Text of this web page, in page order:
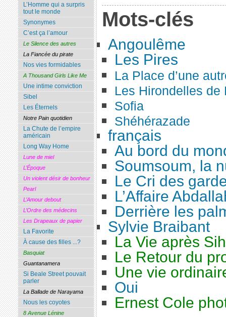
Mots-clés
Angoulême
Les Pires
La Place d’une
Les Hirondelles de
Sofia
Shéhérazade
français
Au bord du
Soumsoum, la
Le Cri des
L’Affaire
Derrière les
Sylvie Braibant
La Vie après
Le Retour du
Une vie
Oui
Ernest Cole
L’Homme qui a surpris
tout le monde
Synonymes
C’est ça l’amour
Le Silence des autres
La Fiancée du pirate
Nos vies formidables
A Thousand Girls Like Me
Une intime conviction
Sibel
Les Éternels
Notre Pain quotidien
La Chute de l’empire
américain
Long Way Home
Lune de miel
L’Époque
Un violent désir de bonheur
Pearl
L’Amour debout
L’Ordre des médecins
Les Drapeaux de papier
La Favorite
À cause des filles ...?
Basquiat
Guantanamera
Si Beale Street pouvait
parler
La Ballade de Narayama
Nous les coyotes
8 Avenue Lénine